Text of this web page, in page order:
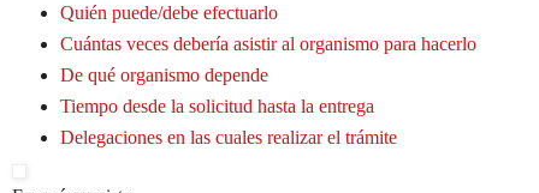
Quién puede/debe efectuarlo
Cuántas veces debería asistir al organismo para hacerlo
De qué organismo depende
Tiempo desde la solicitud hasta la entrega
Delegaciones en las cuales realizar el trámite